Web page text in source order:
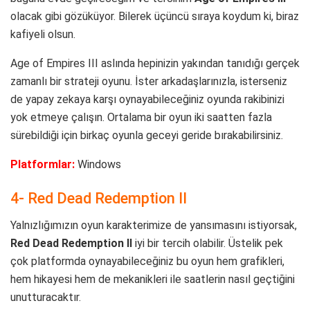
olacak gibi gözüküyor. Bilerek üçüncü sıraya koydum ki, biraz
kafiyeli olsun.
Age of Empires III aslında hepinizin yakından tanıdığı gerçek
zamanlı bir strateji oyunu. İster arkadaşlarınızla, isterseniz
de yapay zekaya karşı oynayabileceğiniz oyunda rakibinizi
yok etmeye çalışın. Ortalama bir oyun iki saatten fazla
sürebildiği için birkaç oyunla geceyi geride bırakabilirsiniz.
Platformlar: Windows
4- Red Dead Redemption II
Yalnızlığımızın oyun karakterimize de yansımasını istiyorsak,
Red Dead Redemption II iyi bir tercih olabilir. Üstelik pek
çok platformda oynayabileceğiniz bu oyun hem grafikleri,
hem hikayesi hem de mekanikleri ile saatlerin nasıl geçtiğini
unutturacaktır.